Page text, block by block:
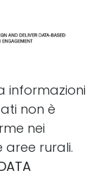
informazioni
non è
nei
rurali.